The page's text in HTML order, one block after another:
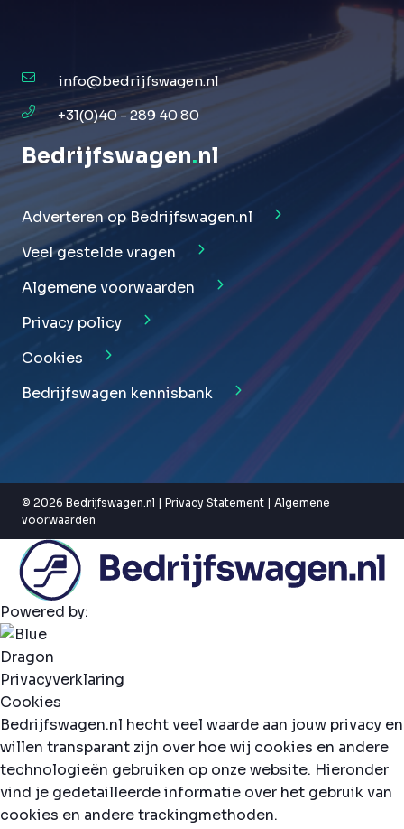
info@bedrijfswagen.nl
+31(0)40 - 289 40 80
Bedrijfswagen.nl
Adverteren op Bedrijfswagen.nl
Veel gestelde vragen
Algemene voorwaarden
Privacy policy
Cookies
Bedrijfswagen kennisbank
© 2026 Bedrijfswagen.nl | Privacy Statement | Algemene
voorwaarden
Powered by:
Privacyverklaring
Cookies
Bedrijfswagen.nl hecht veel waarde aan jouw privacy en
willen transparant zijn over hoe wij cookies en andere
technologieën gebruiken op onze website. Hieronder
vind je gedetailleerde informatie over het gebruik van
cookies en andere trackingmethoden.